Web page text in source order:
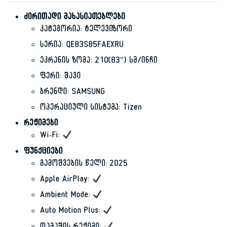
ძირითადი მახასიათებლები
კატეგორია: ტელევიზორი
სერია: QE83S85FAEXRU
ეკრანის ზომა: 210(83″) სმ/ინჩი
ფერი: შავი
ბრენდი: SAMSUNG
ოპერაციული სისტემა: Tizen
რეჟიმები
Wi-Fi:
ფუნქციები
გამოშვების წელი: 2025
Apple AirPlay:
Ambient Mode:
Auto Motion Plus: